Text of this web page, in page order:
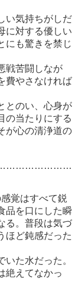
い気持ちがしだ
に対する優しい
にも驚きを禁じ
戦苦闘しなが
費やさなければ
とのい、心身が
の当たりにする
が心の清浄道の
覚はすべて鋭
品を口にした瞬
る。普段は気づ
ほど鈍感だった
た水だった。
絶えてなかっ